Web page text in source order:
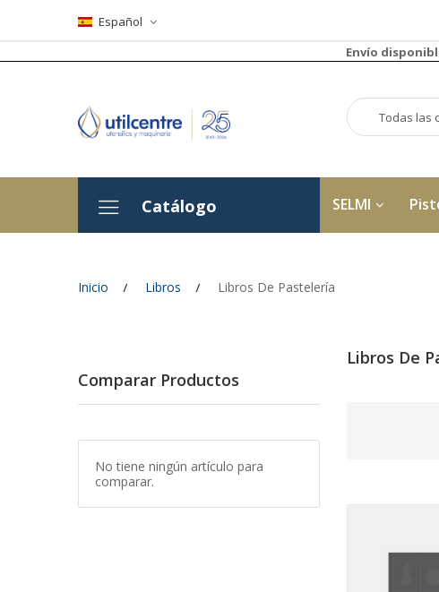
Español
Envío
Catálogo SELMI
Inicio Libros Libros De Pastelería
Libros De
Comparar Productos
No tiene ningún artículo para
comparar.